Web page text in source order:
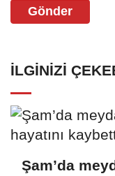
Gönder
İLGINIZI
Şam’da